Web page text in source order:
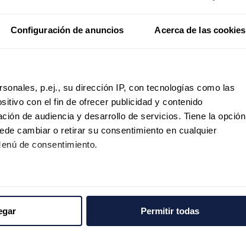
Configuración de anuncios Acerca de las cookies
p.ej., su dirección IP, con tecnologías como las
con el fin de ofrecer publicidad y contenido
de audiencia y desarrollo de servicios. Tiene la opción
cambiar o retirar su consentimiento en cualquier
de consentimiento.
Permitir todas